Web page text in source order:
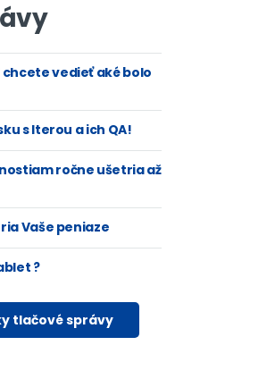
vedieť aké bolo
s Iterou a ich QA!
ročne ušetria až
Vaše peniaze
?
tlačové správy